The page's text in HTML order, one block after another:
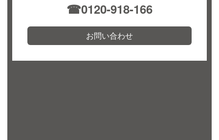
☎︎0120-918-166
お問い合わせ